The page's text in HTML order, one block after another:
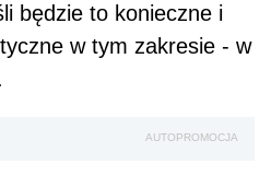
będzie to konieczne i
w tym zakresie - w
AUTOPROMOCJA